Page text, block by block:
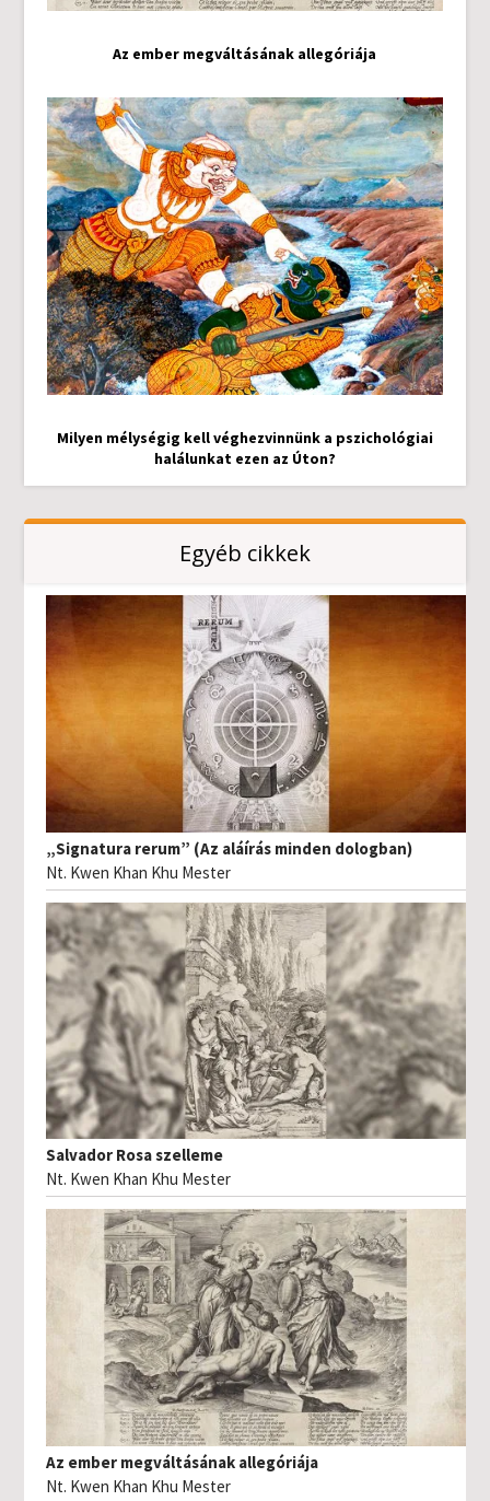
Az ember megváltásának allegóriája
Milyen mélységig kell véghezvinnünk a pszichológiai
halálunkat ezen az Úton?
Egyéb cikkek
„Signatura rerum” (Az aláírás minden dologban)
Nt. Kwen Khan Khu Mester
Salvador Rosa szelleme
Nt. Kwen Khan Khu Mester
Az ember megváltásának allegóriája
Nt. Kwen Khan Khu Mester